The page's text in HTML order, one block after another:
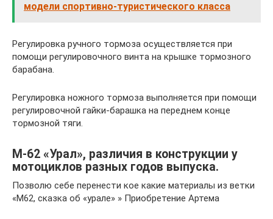
модели спортивно-туристического класса
Регулировка ручного тормоза осуществляется при
помощи регулировочного винта на крышке тормозного
барабана.
Регулировка ножного тормоза выполняется при помощи
регулировочной гайки-барашка на переднем конце
тормозной тяги.
М-62 «Урал», различия в конструкции у
мотоциклов разных годов выпуска.
Позволю себе перенести кое какие материалы из ветки
«М62, сказка об «урале» » Приобретение Артема